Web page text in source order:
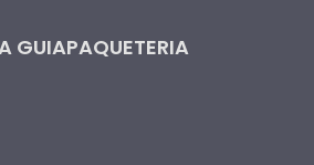
GUIAPAQUETERIA